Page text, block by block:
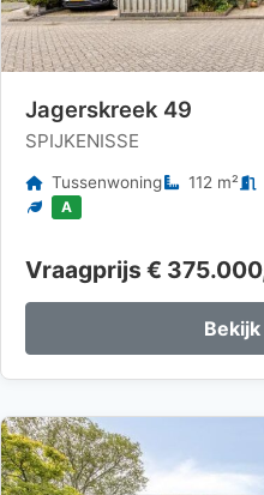
Jagerskreek 49
SPIJKENISSE
Tussenwoning 112 m²
A
Vraagprijs €